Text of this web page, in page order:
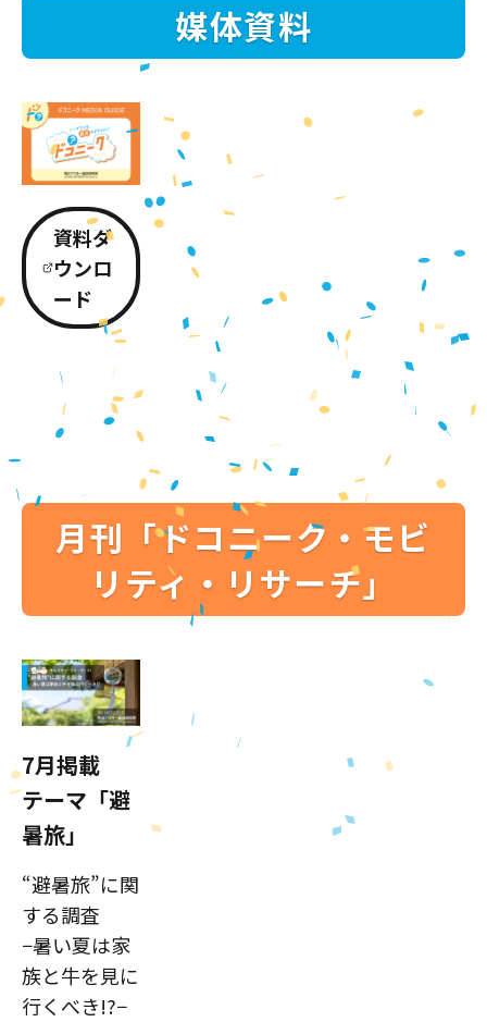
媒体資料
資料ダ
ウンロ
ード
月刊「ドコニーク・モビ
リティ・リサーチ」
7月掲載
テーマ「避
暑旅」
“避暑旅”に関
する調査
−暑い夏は家
族と牛を見に
行くべき!?−